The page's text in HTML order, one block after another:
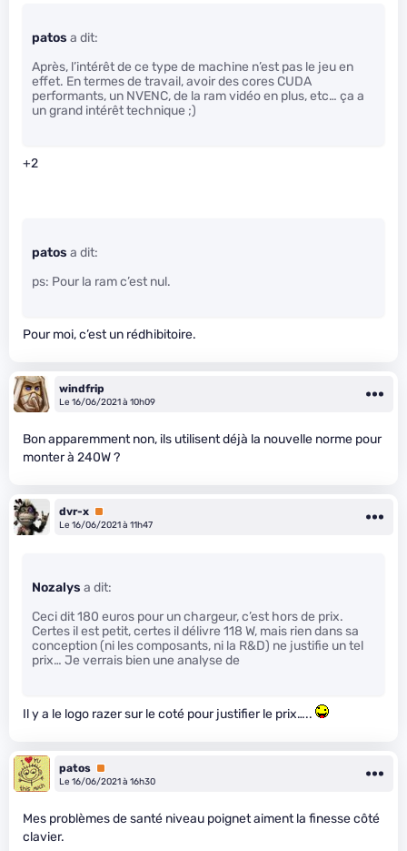
patos a dit:
Après, l’intérêt de ce type de machine n’est pas le jeu en
effet. En termes de travail, avoir des cores CUDA
performants, un NVENC, de la ram vidéo en plus, etc… ça a
un grand intérêt technique ;)
+2
patos a dit:
ps: Pour la ram c’est nul.
Pour moi, c’est un rédhibitoire.
windfrip
Le 16/06/2021 à 10h09
Bon apparemment non, ils utilisent déjà la nouvelle norme pour
monter à 240W ?
dvr-x Premium
Le 16/06/2021 à 11h47
Nozalys a dit:
Ceci dit 180 euros pour un chargeur, c’est hors de prix.
Certes il est petit, certes il délivre 118 W, mais rien dans sa
conception (ni les composants, ni la R&D) ne justifie un tel
prix… Je verrais bien une analyse de
Il y a le logo razer sur le coté pour justifier le prix…..
patos Premium
Le 16/06/2021 à 16h30
Mes problèmes de santé niveau poignet aiment la finesse côté
clavier.